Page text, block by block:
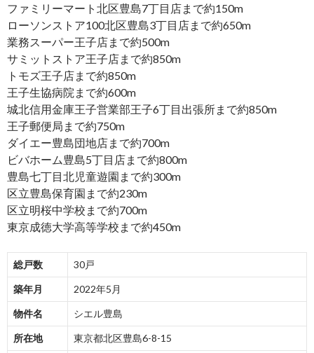
ファミリーマート北区豊島7丁目店まで約150m
ローソンストア100北区豊島3丁目店まで約650m
業務スーパー王子店まで約500m
サミットストア王子店まで約850m
トモズ王子店まで約850m
王子生協病院まで約600m
城北信用金庫王子営業部王子6丁目出張所まで約850m
王子郵便局まで約750m
ダイエー豊島団地店まで約700m
ビバホーム豊島5丁目店まで約800m
豊島七丁目北児童遊園まで約300m
区立豊島保育園まで約230m
区立明桜中学校まで約700m
東京成徳大学高等学校まで約450m
総戸数 30戸
築年月 2022年5月
物件名 シエル豊島
所在地 東京都北区豊島6-8-15